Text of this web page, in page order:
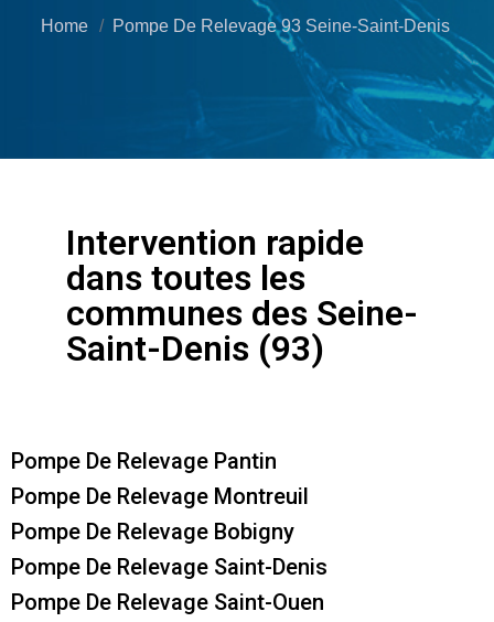
Home Pompe De Relevage 93 Seine-Saint-Denis
Intervention rapide
dans toutes les
communes des Seine-
Saint-Denis (93)
Pompe De Relevage Pantin
Pompe De Relevage Montreuil
Pompe De Relevage Bobigny
Pompe De Relevage Saint-Denis
Pompe De Relevage Saint-Ouen